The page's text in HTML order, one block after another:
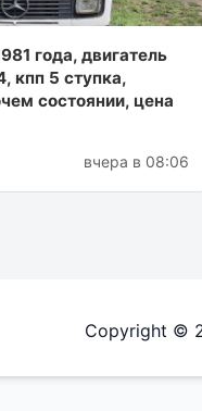
года, двигатель
кпп 5 ступка,
состоянии, цена
вчера в 08:06
Copyright ©